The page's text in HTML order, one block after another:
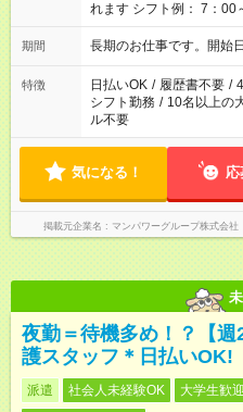
れます シフト例： 7：00
18：00 11：00～20：00 など ※Wワークの場合、他
合わせ週40時間超の就業
派遣法（日雇い派遣の原
業はご案内が難しい場合
期間 長期のお仕事です。開
特徴 日払いOK / 履歴書不要 /
シフト勤務 / 10名以上の
ル不要
気になる！ 応
掲載元企業名 マンパワーグループ株式会
夜勤＝待機多め！？【
護スタッフ＊日払いOK!
派遣 社会人未経験OK 大学生歓迎